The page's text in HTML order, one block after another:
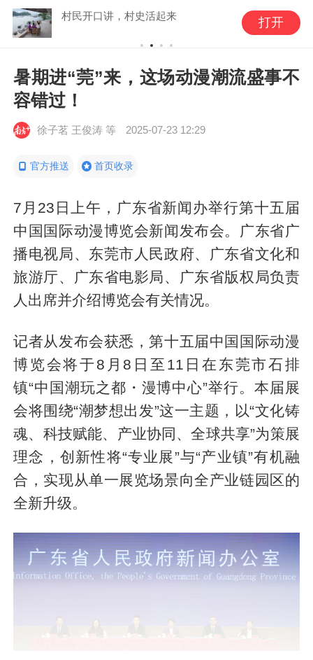
村民开口讲，村史活起来 打开
暑期进“莞”来，这场动漫潮流盛事不
容错过！
徐子茗 王俊涛 等 2025-07-23 12:29
官方推送 首页收录
7月23日上午，广东省新闻办举行第十五届
中国国际动漫博览会新闻发布会。广东省广
播电视局、东莞市人民政府、广东省文化和
旅游厅、广东省电影局、广东省版权局负责
人出席并介绍博览会有关情况。
记者从发布会获悉，第十五届中国国际动漫
博览会将于8月8日至11日在东莞市石排
镇“中国潮玩之都・漫博中心”举行。本届展
会将围绕“潮梦想出发”这一主题，以“文化铸
魂、科技赋能、产业协同、全球共享”为策展
理念，创新性将“专业展”与“产业镇”有机融
合，实现从单一展览场景向全产业链园区的
全新升级。